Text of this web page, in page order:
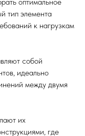
тип элемента
к нагрузкам
собой
идеально
между двумя
их
где